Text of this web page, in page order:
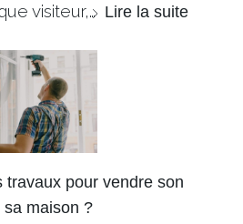
visiteur,… Lire la suite
travaux pour vendre son
maison ?